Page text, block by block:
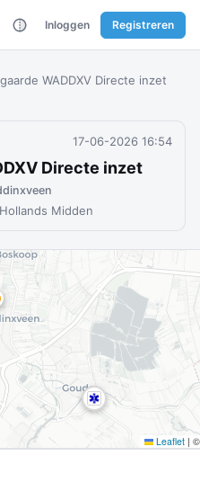
Inloggen Registreren
WADDXV Directe inzet
17-06-2026 16:54
Directe inzet
Hollands Midden
Leaflet |